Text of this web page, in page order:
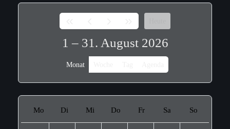
1 – 31. August 2026
Monat
Mo Di Mi Do Fr Sa So